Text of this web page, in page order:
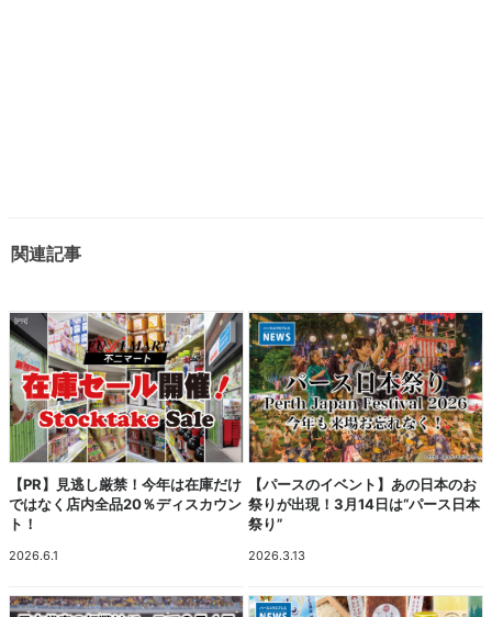
関連記事
【PR】見逃し厳禁！今年は在庫だけ
ではなく店内全品20％ディスカウン
ト！
2026.6.1
【パースのイベント】あの日本のお
祭りが出現！3月14日は“パース日本
祭り”
2026.3.13